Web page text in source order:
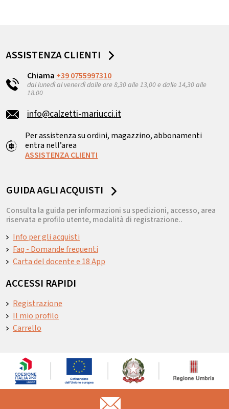
ASSISTENZA CLIENTI
Chiama +39 0755997310
dal lunedì al venerdì dalle ore 8,30 alle 13,00 e dalle 14,30 alle
18.00
info@calzetti-mariucci.it
Per assistenza su ordini, magazzino, abbonamenti
entra nell’area
ASSISTENZA CLIENTI
GUIDA AGLI ACQUISTI
Consulta la guida per informazioni su spedizioni, accesso, area
riservata e profilo utente, modalità di registrazione..
Info per gli acquisti
Faq - Domande frequenti
Carta del docente e 18 App
ACCESSI RAPIDI
Registrazione
Il mio profilo
Carrello